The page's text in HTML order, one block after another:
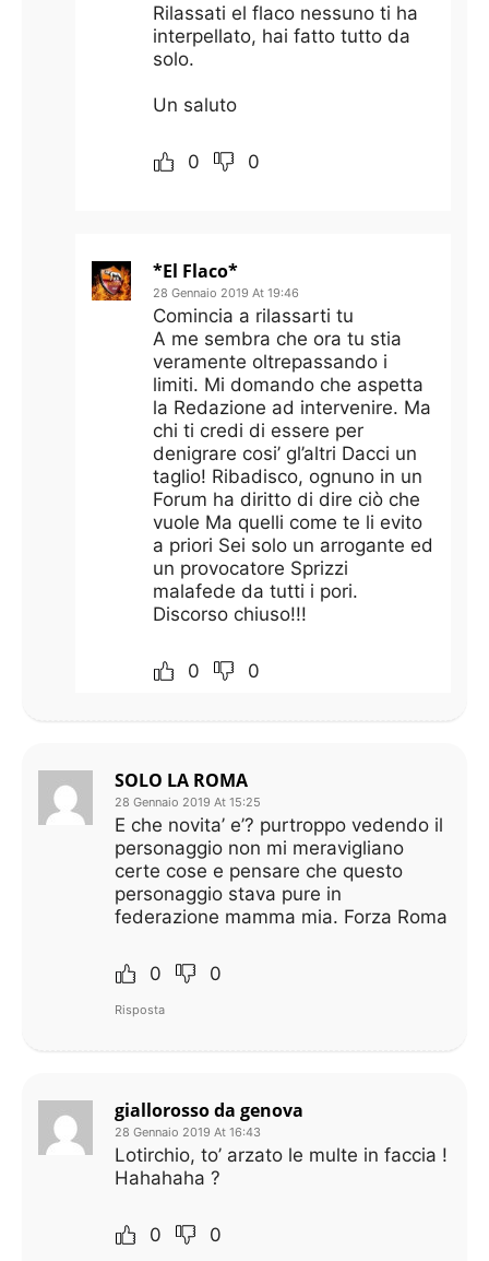
Rilassati el flaco nessuno ti ha
interpellato, hai fatto tutto da
solo.
Un saluto
0 0
*El Flaco*
28 Gennaio 2019 At 19:46
Comincia a rilassarti tu
A me sembra che ora tu stia
veramente oltrepassando i
limiti. Mi domando che aspetta
la Redazione ad intervenire. Ma
chi ti credi di essere per
denigrare cosi’ gl’altri Dacci un
taglio! Ribadisco, ognuno in un
Forum ha diritto di dire ciò che
vuole Ma quelli come te li evito
a priori Sei solo un arrogante ed
un provocatore Sprizzi
malafede da tutti i pori.
Discorso chiuso!!!
0 0
SOLO LA ROMA
28 Gennaio 2019 At 15:25
E che novita’ e’? purtroppo vedendo il
personaggio non mi meravigliano
certe cose e pensare che questo
personaggio stava pure in
federazione mamma mia. Forza Roma
0 0
Risposta
giallorosso da genova
28 Gennaio 2019 At 16:43
Lotirchio, to’ arzato le multe in faccia !
Hahahaha ?
0 0